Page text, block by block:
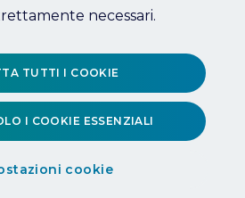
necessari.
cookie
I COOKIE ESSENZIALI
TUTTI I COOKIE